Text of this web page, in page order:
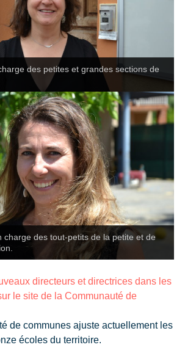
des petites et grandes sections de
charge des tout-petits de la petite et de
directeurs et directrices dans les
le site de la Communauté de
de communes ajuste actuellement les
écoles du territoire.